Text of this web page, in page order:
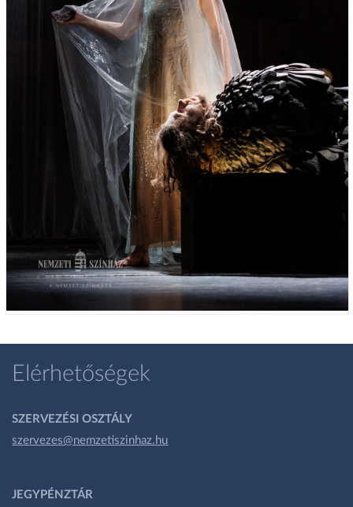
Elérhetőségek
SZERVEZÉSI OSZTÁLY
szervezes@nemzetiszinhaz.hu
JEGYPÉNZTÁR